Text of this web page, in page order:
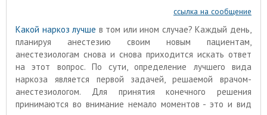
ссылка на сообщение
Какой наркоз лучше в том или ином случае? Каждый день,
планируя анестезию своим новым пациентам,
анестезиологам снова и снова приходится искать ответ
на этот вопрос. По сути, определение лучшего вида
наркоза является первой задачей, решаемой врачом-
анестезиологом. Для принятия конечного решения
принимаются во внимание немало моментов - это и вид